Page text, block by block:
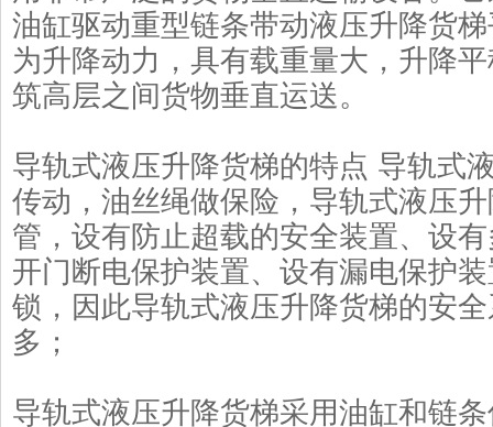
油缸驱动重型链条带动液压升降货
为升降动力，具有载重量大，升降
筑高层之间货物垂直运送。
导轨式液压升降货梯的特点 导轨式
传动，油丝绳做保险，导轨式液压
管，设有防止超载的安全装置、设
开门断电保护装置、设有漏电保护
锁，因此导轨式液压升降货梯的安
多；
导轨式液压升降货梯采用油缸和链